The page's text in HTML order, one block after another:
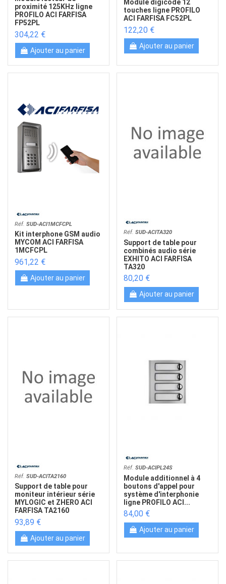
proximité 125KHz ligne
PROFILO ACI FARFISA
FP52PL
304,22 €
Ajouter au panier
Module digicode 12
touches ligne PROFILO
ACI FARFISA FC52PL
122,20 €
Ajouter au panier
Réf.SUD-ACI1MCFCPL
Kit interphone GSM audio
MYCOM ACI FARFISA
1MCFCPL
961,22 €
Ajouter au panier
Réf.SUD-ACITA320
Support de table pour
combinés audio série
EXHITO ACI FARFISA
TA320
80,20 €
Ajouter au panier
Réf.SUD-ACITA2160
Support de table pour
moniteur intérieur série
MYLOGIC et ZHERO ACI
FARFISA TA2160
93,89 €
Ajouter au panier
Réf.SUD-ACIPL24S
Module additionnel à 4
boutons d'appel pour
système d'interphonie
ligne PROFILO ACI...
84,00 €
Ajouter au panier